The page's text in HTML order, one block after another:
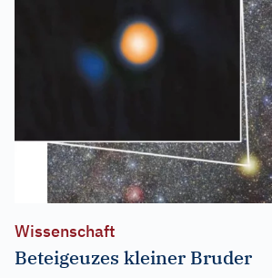
Wissenschaft
Beteigeuzes kleiner Bruder